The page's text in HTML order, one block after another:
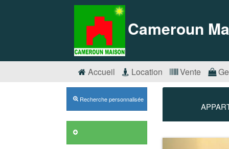
Cameroun
Accueil Location Vente
Recherche personnalisée